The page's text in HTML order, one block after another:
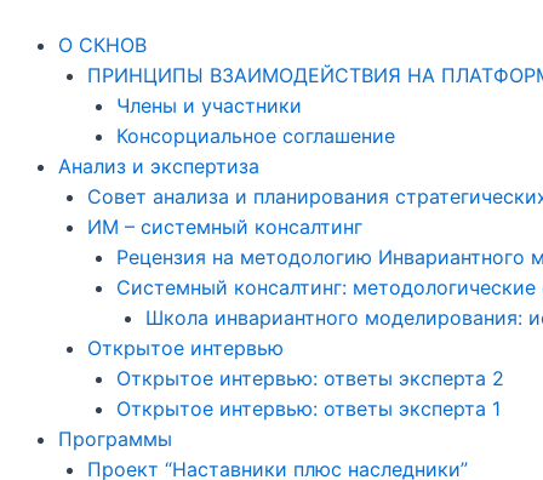
content
О СКНОВ
ПРИНЦИПЫ ВЗАИМОДЕЙСТВИЯ НА
Члены и участники
Консорциальное соглашение
Анализ и экспертиза
Совет анализа и планирования
ИМ – системный консалтинг
Рецензия на методологию Инвариантного
Системный консалтинг: методологические
Школа инвариантного моделирования:
Открытое интервью
Открытое интервью: ответы эксперта 2
Открытое интервью: ответы эксперта 1
Программы
Проект “Наставники плюс наследники”
по
записям